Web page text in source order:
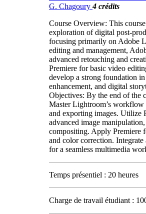
G. Chagoury4 crédits
Course Overview: This
exploration of digital post-
focusing primarily on Adobe
editing and management,
advanced retouching and
Premiere for basic video
develop a strong foundation
enhancement, and digital
Objectives: By the end of the
Master Lightroom’s
and exporting images. Utilize
advanced image
compositing. Apply Premiere
and color correction.
for a seamless multimedia
Temps présentiel : 20 heures
Charge de travail étudiant :